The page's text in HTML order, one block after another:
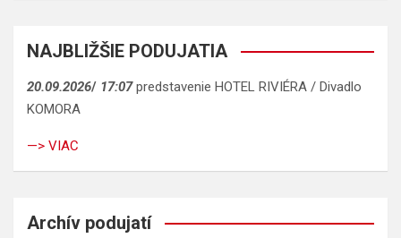
NAJBLIŽŠIE PODUJATIA
20.09.2026/ 17:07predstavenie HOTEL RIVIÉRA / Divadlo
KOMORA
—> VIAC
Archív podujatí